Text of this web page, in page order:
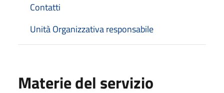
Contatti
Unità Organizzativa responsabile
Materie del servizio